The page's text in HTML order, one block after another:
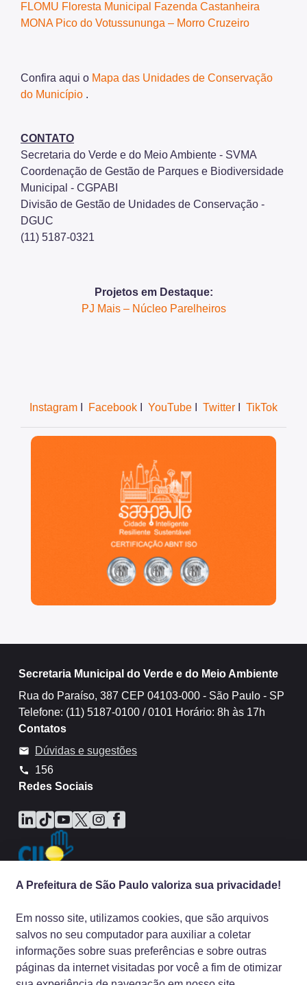
FLOMU Floresta Municipal Fazenda Castanheira
MONA Pico do Votussununga – Morro Cruzeiro
Confira aqui o Mapa das Unidades de Conservação
do Município .
CONTATO
Secretaria do Verde e do Meio Ambiente - SVMA
Coordenação de Gestão de Parques e Biodiversidade
Municipal - CGPABI
Divisão de Gestão de Unidades de Conservação -
DGUC
(11) 5187-0321
Projetos em Destaque:
PJ Mais – Núcleo Parelheiros
Instagram Facebook YouTube Twitter TikTok
São Paulo, cidade inteligente, resiliente e sustentável
Secretaria Municipal do Verde e do Meio Ambiente
Rua do Paraíso, 387 CEP 04103-000 - São Paulo - SP
Telefone: (11) 5187-0100 / 0101 Horário: 8h às 17h
Contatos
mail Dúvidas e sugestões
call
156
Redes Sociais
Icone do LinkedIn
Icone do TikTok
Icone do YouTube
Icone do X
Icone do Instagram
Icone do Facebook
A Prefeitura de São Paulo valoriza sua privacidade!
Em nosso site, utilizamos cookies, que são arquivos
salvos no seu computador para auxiliar a coletar
informações sobre suas preferências e sobre outras
páginas da internet visitadas por você a fim de otimizar